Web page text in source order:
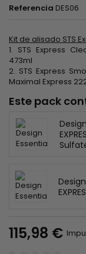
Referencia DES06
Kit de alisado STS
1. STS Express
473ml
2. STS Express
Maximal Express
Este pack
115,98 €